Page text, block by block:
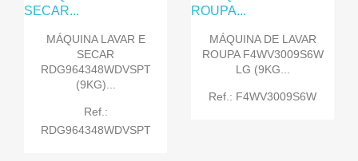
MÁQUINA LAVAR E
SECAR
RDG964348WDVSPT
(9KG)...
Ref.:
RDG964348WDVSPT
MÁQUINA DE LAVAR
ROUPA F4WV3009S6W
LG (9KG...
Ref.: F4WV3009S6W